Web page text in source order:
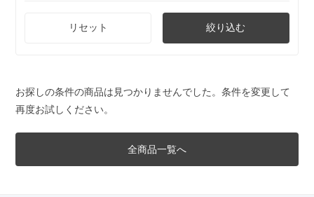
リセット 絞り込む
お探しの条件の商品は見つかりませんでした。条件を変更して
再度お試しください。
全商品一覧へ